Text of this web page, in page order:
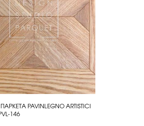
PAVINLEGNO ARTISTICI
146